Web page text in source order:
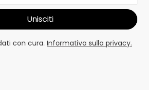
con cura. Informativa sulla privacy.